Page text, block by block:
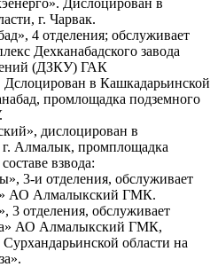
г. Чарвак.
4 отделения; обслуживает
Дехканабадского завода
(ДЗКУ) ГАК
Дслоцирован в Кашкадарьинской
промлощадка подземного
дислоцирован в
г. Алмалык, промплощадка
взвода:
3-и отделения, обслуживает
АО Алмалыкский ГМК.
3 отделения, обслуживает
АО Алмалыкский ГМК,
Сурхандарьинской области на